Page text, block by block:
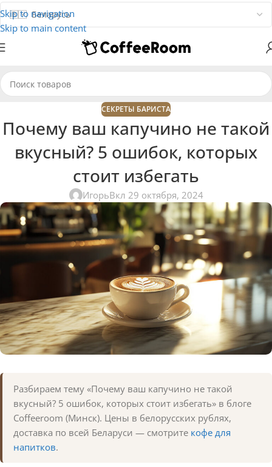
Skip to navigation
Skip to main content
СЕКРЕТЫ БАРИСТА
Почему ваш капучино не такой
вкусный? 5 ошибок, которых
стоит избегать
ИгорьВкл 29 октября, 2024
Разбираем тему «Почему ваш капучино не такой
вкусный? 5 ошибок, которых стоит избегать» в блоге
Coffeeroom (Минск). Цены в белорусских рублях,
доставка по всей Беларуси — смотрите кофе для
напитков.